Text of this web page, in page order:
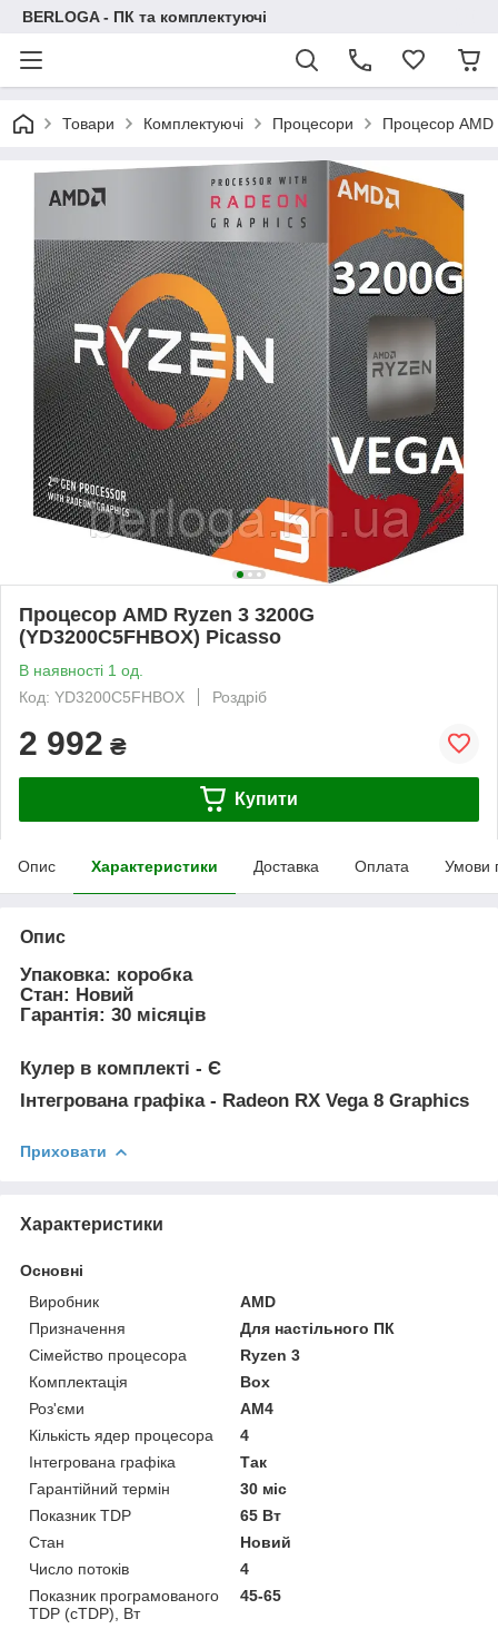
BERLOGA - ПК та комплектуючі
Товари Комплектуючі Процесори Процесор
Процесор AMD Ryzen 3 3200G
(YD3200C5FHBOX) Picasso
В наявності 1 од.
Код: YD3200C5FHBOX
Роздріб
2 992 ₴
Купити
Опис Характеристики Доставка Оплата Умови
Опис
Упаковка: коробка
Стан: Новий
Гарантія: 30 місяців
Кулер в комплекті - Є
Інтегрована графіка - Radeon RX Vega 8 Graphics
Приховати
Характеристики
Основні
Виробник
AMD
Призначення
Для настільного ПК
Сімейство процесора
Ryzen 3
Комплектація
Box
Роз'єми
AM4
Кількість ядер процесора
4
Інтегрована графіка
Так
Гарантійний термін
30 міс
Показник TDP
65 Вт
Стан
Новий
Число потоків
4
Показник програмованого
TDP (cTDP), Вт
45-65